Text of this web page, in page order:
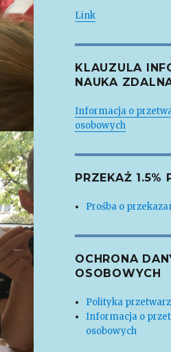
Link
KLAUZULA
NAUKA
Informacja o
osobowych
PRZEKAŻ 1.5%
Prośba o
OCHRONA
OSOBOWYCH
Polityka
Informacja o
osobowych